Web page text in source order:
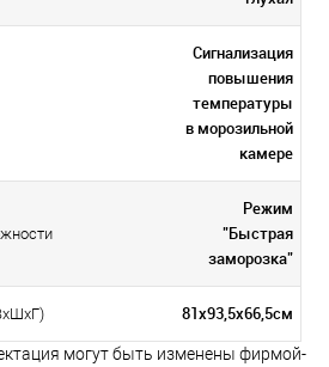
Сигнализация
повышения
температуры
в морозильной
камере
Режим
"Быстрая
заморозка"
81x93,5x66,5см
могут быть изменены фирмой-